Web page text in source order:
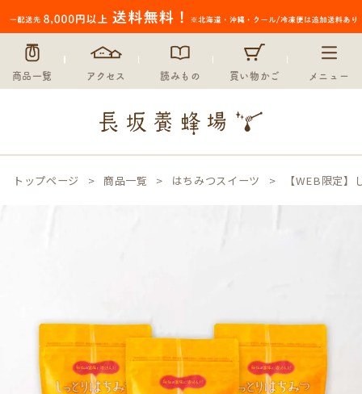
商品一覧 アクセス 読みもの 買い物かご メニュー
トップページ 商品一覧 はちみつスイーツ 【WEB限定